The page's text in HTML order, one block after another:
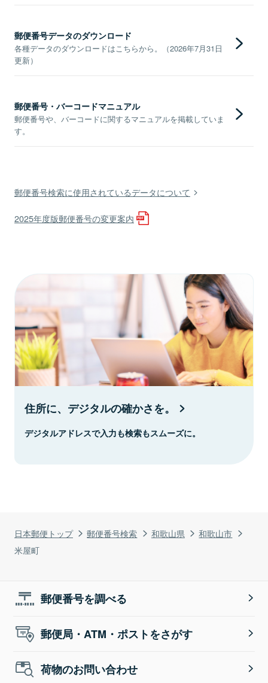
日本郵便トップ 郵便番号検索 和歌山県
和歌山市
米屋町
郵便番号データのダウンロード
各種データのダウンロードはこちらから。（2026年7月31日
更新）
郵便番号・バーコードマニュアル
郵便番号や、バーコードに関するマニュアルを掲載していま
す。
郵便番号検索に使用されているデータについて
2025年度版郵便番号の変更案内
住所に、デジタルの確かさを。
デジタルアドレスで入力も検索もスムーズに。
郵便番号を調べる
郵便局・ATM・ポストをさがす
荷物のお問い合わせ